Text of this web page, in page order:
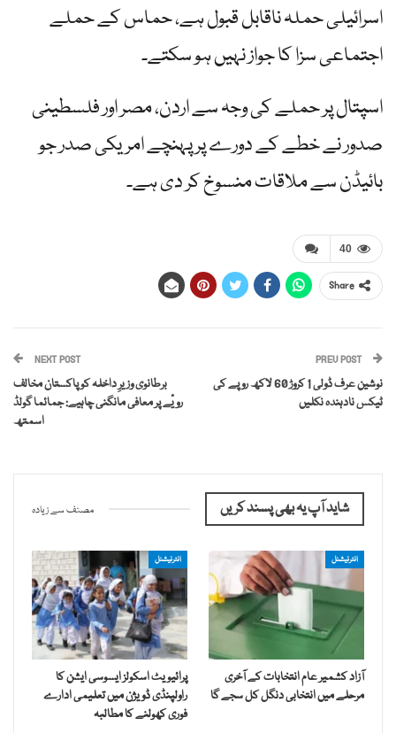
اسرائیلی حملہ ناقابل قبول ہے، حماس کے حملے
اجتماعی سزا کا جواز نہیں ہو سکتے۔
اسپتال پر حملے کی وجہ سے اردن، مصر اور فلسطینی
صدور نے خطے کے دورے پر پہنچے امریکی صدر جو
بائیڈن سے ملاقات منسوخ کر دی ہے۔
40
Share
PREV POST
نوشین عرف ڈولی 1 کروڑ 60 لاکھ روپے کی
ٹیکس نادہندہ نکلیں
NEXT POST
برطانوی وزیرِ داخلہ کو پاکستان مخالف
رویّے پر معافی مانگنی چاہیے: جمائما گولڈ
اسمتھ
شاید آپ یہ بھی پسند کریں مصنف سے زیادہ
انٹرنیشنل
آزاد کشمیر عام انتخابات کے آخری
مرحلے میں انتخابی دنگل کل سجے گا
انٹرنیشنل
پرائیویٹ اسکولز ایسوسی ایشن کا
راولپنڈی ڈویژن میں تعلیمی ادارے
فوری کھولنے کا مطالبہ